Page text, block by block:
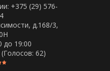
+375 (29) 576-
д.168/3,
до 19:00
62)